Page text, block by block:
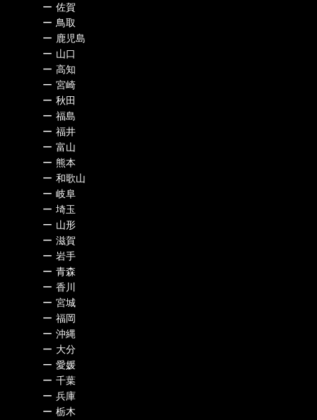
ー 佐賀
ー 鳥取
ー 鹿児島
ー 山口
ー 高知
ー 宮崎
ー 秋田
ー 福島
ー 福井
ー 富山
ー 熊本
ー 和歌山
ー 岐阜
ー 埼玉
ー 山形
ー 滋賀
ー 岩手
ー 青森
ー 香川
ー 宮城
ー 福岡
ー 沖縄
ー 大分
ー 愛媛
ー 千葉
ー 兵庫
ー 栃木